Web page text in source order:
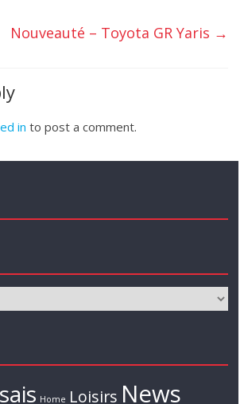
Nouveauté – Toyota GR Yaris →
in to post a comment.
Home Loisirs News